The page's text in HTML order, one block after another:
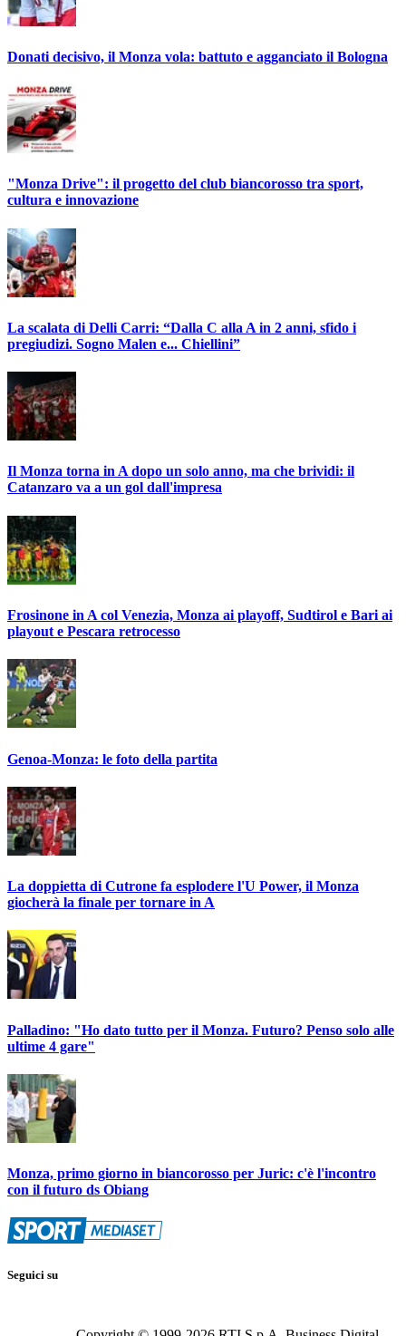
Donati decisivo, il Monza vola: battuto e agganciato il Bologna
"Monza Drive": il progetto del club biancorosso tra sport,
cultura e innovazione
La scalata di Delli Carri: “Dalla C alla A in 2 anni, sfido i
pregiudizi. Sogno Malen e... Chiellini”
Il Monza torna in A dopo un solo anno, ma che brividi: il
Catanzaro va a un gol dall'impresa
Frosinone in A col Venezia, Monza ai playoff, Sudtirol e Bari ai
playout e Pescara retrocesso
Genoa-Monza: le foto della partita
La doppietta di Cutrone fa esplodere l'U Power, il Monza
giocherà la finale per tornare in A
Palladino: "Ho dato tutto per il Monza. Futuro? Penso solo alle
ultime 4 gare"
Monza, primo giorno in biancorosso per Juric: c'è l'incontro
con il futuro ds Obiang
Seguici su